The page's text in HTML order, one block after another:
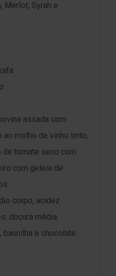
Merlot, Syrah e
assada com
molho de vinho tinto,
de tomate seco com
com geleia de
corpo, acidez
doçura média.
baunilha e chocolate.